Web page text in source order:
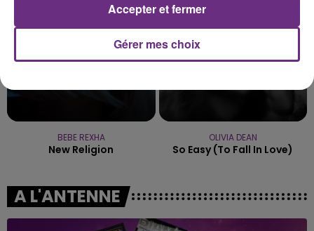
BEBE REXHA
New Religion
OLIVIA DEAN
So Easy (to Fall In Love)
A L'ANTENNE
Gérer mes choix
Accepter et fermer